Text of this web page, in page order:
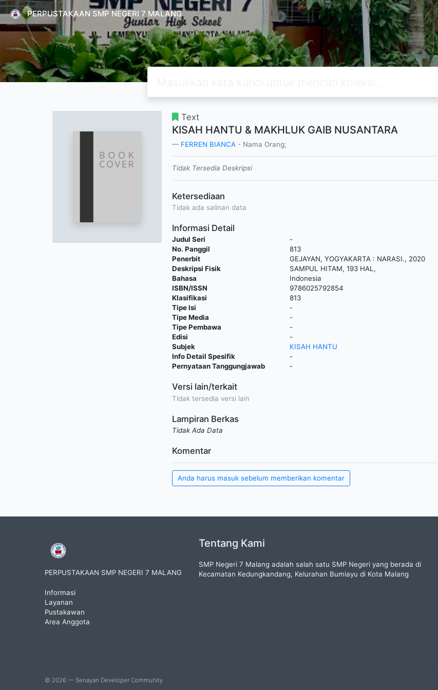
PERPUSTAKAAN SMP NEGERI 7 MALANG
Text
KISAH HANTU & MAKHLUK GAIB NUSANTARA
FERREN BIANCA - Nama Orang;
Tidak Tersedia Deskripsi
Ketersediaan
Tidak ada salinan data
Informasi Detail
Judul Seri
-
No. Panggil
813
Penerbit
GEJAYAN, YOGYAKARTA : NARASI., 2020
Deskripsi Fisik
SAMPUL HITAM, 193 HAL,
Bahasa
Indonesia
ISBN/ISSN
9786025792854
Klasifikasi
813
Tipe Isi
-
Tipe Media
-
Tipe Pembawa
-
Edisi
-
Subjek
KISAH HANTU
Info Detail Spesifik
-
Pernyataan Tanggungjawab
-
Versi lain/terkait
Tidak tersedia versi lain
Lampiran Berkas
Tidak Ada Data
Komentar
Anda harus masuk sebelum memberikan komentar
PERPUSTAKAAN SMP NEGERI 7 MALANG
Informasi
Layanan
Pustakawan
Area Anggota
Tentang Kami
SMP Negeri 7 Malang adalah salah satu SMP Negeri yang berada di
Kecamatan Kedungkandang, Kelurahan Bumiayu di Kota Malang
© 2026 — Senayan Developer Community